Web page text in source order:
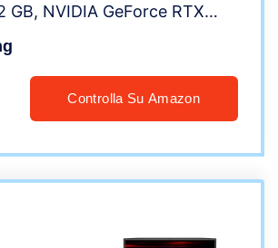
GB, NVIDIA GeForce RTX
10 Home, Schermo
RJ-45, Nero
Controlla Su Amazon